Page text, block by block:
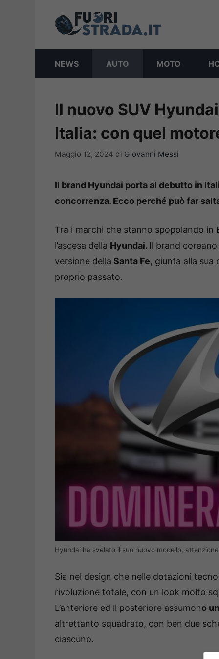
NEWS AUTO MOTO
Il nuovo SUV
Italia: con quel
Maggio 12, 2024 di Giovanni Messi
Il brand Hyundai porta al debutto in
concorrenza. Ecco perché può far
Tra i marchi che stanno spopolando in
l’ascesa della Hyundai. Il brand coreano
versione della Santa Fe, giunta alla
proprio passato.
Hyundai ha svelato il suo nuovo modello,
Sia nel design che nelle dotazioni
rivoluzione totale, con un look molto
L’anteriore ed il posteriore assumono
altrettanto squadrato, con ben due
ciascuno.